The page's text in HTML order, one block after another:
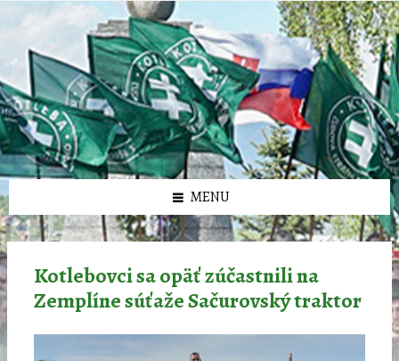
олимп казино
Preskočiť
Preskočiť
panel
Preskočiť
panel
Preskočiť
MENU
Kotlebovci sa opäť zúčastnili na
Zemplíne súťaže Sačurovský traktor